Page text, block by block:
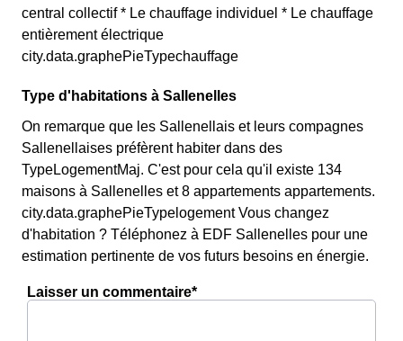
central collectif * Le chauffage individuel * Le chauffage
entièrement électrique
city.data.graphePieTypechauffage
Type d'habitations à Sallenelles
On remarque que les Sallenellais et leurs compagnes
Sallenellaises préfèrent habiter dans des
TypeLogementMaj. C'est pour cela qu'il existe 134
maisons à Sallenelles et 8 appartements appartements.
city.data.graphePieTypelogement Vous changez
d'habitation ? Téléphonez à EDF Sallenelles pour une
estimation pertinente de vos futurs besoins en énergie.
Laisser un commentaire*